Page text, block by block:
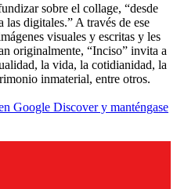
sobre el collage, “desde
las digitales.” A través de ese
visuales y escritas y les
originalmente, “Inciso” invita a
la vida, la cotidianidad, la
inmaterial, entre otros.
Google Discover y manténgase